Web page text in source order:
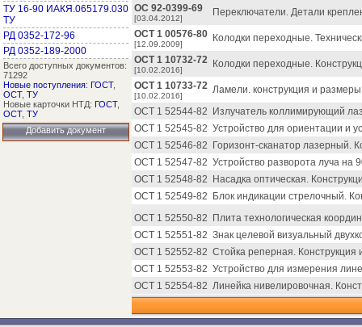
ТУ 16-90 ИАКЯ.065179.030
ТУ
РД 0352-172-96
РД 0352-189-2000
Всего доступных документов:
71292
Новые поступления: ГОСТ,
ОСТ, ТУ
Новые карточки НТД: ГОСТ,
ОСТ, ТУ
Добавить документ
ОС 92-0399-69
[03.04.2012]
Переключатели. Детали
ОСТ 1 00576-80
[12.09.2009]
Колодки переходные.
ОСТ 1 10732-72
[10.02.2016]
Колодки переходные.
ОСТ 1 10733-72
[10.02.2016]
Ламели. конструкция и
ОСТ 1 52544-82
Излучатель коллимирующий
ОСТ 1 52545-82 Устройство для ориентации и
ОСТ 1 52546-82
Горизонт-сканатор лазерный.
ОСТ 1 52547-82 Устройство разворота луча на
ОСТ 1 52548-82
Насадка оптическая.
ОСТ 1 52549-82
Блок индикации стрелочный.
ОСТ 1 52550-82
Плита технологическая
ОСТ 1 52551-82 Знак целевой визуальный
ОСТ 1 52552-82 Стойка реперная. Конструкция
ОСТ 1 52553-82 Устройство для измерения
ОСТ 1 52554-82 Линейка нивелировочная.